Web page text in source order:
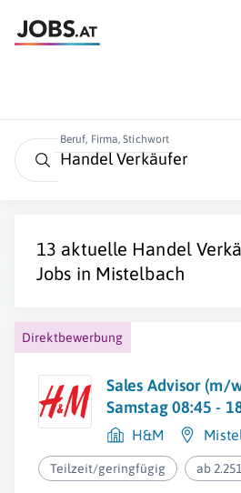
Beruf, Firma, Stichwort
13 aktuelle Handel
Jobs in Mistelbach
Direktbewerbung
Sales Advisor (m/
Samstag 08:45 -
H&M
Teilzeit/geringfügig ab